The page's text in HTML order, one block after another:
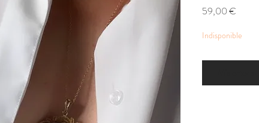
59,00 €
Indisponible